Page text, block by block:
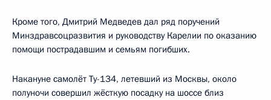
Кроме того, Дмитрий Медведев дал ряд поручений
Минздравсоцразвития и руководству Карелии по оказанию
помощи пострадавшим и семьям погибших.
Накануне самолёт Ту-134, летевший из Москвы, около
полуночи совершил жёсткую посадку на шоссе близ